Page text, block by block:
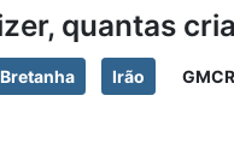
quantas
Irão